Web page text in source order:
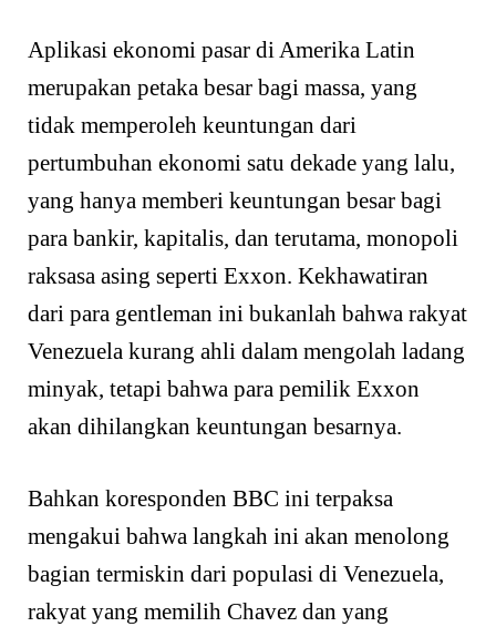
Aplikasi ekonomi pasar di Amerika Latin
merupakan petaka besar bagi massa, yang
tidak memperoleh keuntungan dari
pertumbuhan ekonomi satu dekade yang lalu,
yang hanya memberi keuntungan besar bagi
para bankir, kapitalis, dan terutama, monopoli
raksasa asing seperti Exxon. Kekhawatiran
dari para gentleman ini bukanlah bahwa rakyat
Venezuela kurang ahli dalam mengolah ladang
minyak, tetapi bahwa para pemilik Exxon
akan dihilangkan keuntungan besarnya.
Bahkan koresponden BBC ini terpaksa
mengakui bahwa langkah ini akan menolong
bagian termiskin dari populasi di Venezuela,
rakyat yang memilih Chavez dan yang